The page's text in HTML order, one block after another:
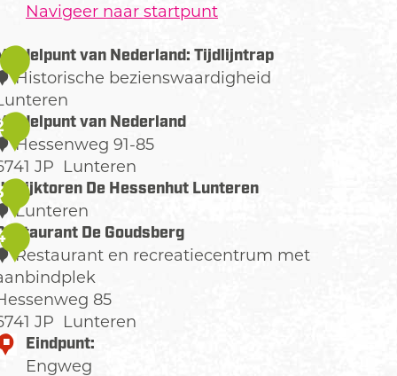
Navigeer naar startpunt
van Nederland: Tijdlijntrap
Historische bezienswaardigheid
van Nederland
Hessenweg 91-85
JP Lunteren
De Hessenhut Lunteren
Lunteren
De Goudsberg
Restaurant en recreatiecentrum met
85
JP Lunteren
Eindpunt:
Engweg